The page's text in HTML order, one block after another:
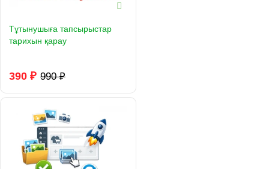
Тұтынушыға тапсырыстар
тарихын қарау
390 ₽ 990 ₽